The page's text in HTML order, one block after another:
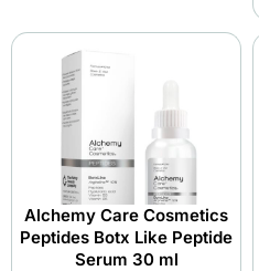
Alchemy Care Cosmetics
Peptides Botx Like Peptide
Serum 30 ml